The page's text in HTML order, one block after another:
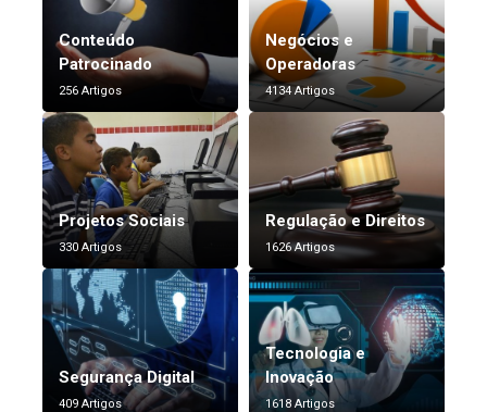
Conteúdo
Patrocinado
256 Artigos
Negócios e
Operadoras
4134 Artigos
Projetos Sociais
330 Artigos
Regulação e Direitos
1626 Artigos
Segurança Digital
409 Artigos
Tecnologia e
Inovação
1618 Artigos